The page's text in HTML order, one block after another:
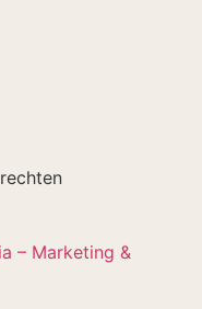
– Marketing &